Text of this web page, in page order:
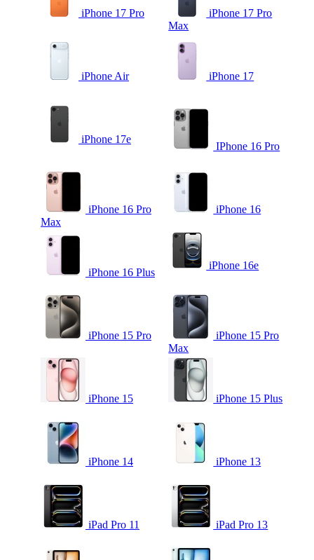
iPhone 17 Pro
iPhone 17 Pro
Max
iPhone Air iPhone 17
iPhone 17e
IPhone 16 Pro
iPhone 16 Pro
Max
iPhone 16
iPhone 16 Plus
iPhone 16e
iPhone 15 Pro
iPhone 15 Pro
Max
iPhone 15 iPhone 15 Plus
iPhone 14 iPhone 13
iPad Pro 11 iPad Pro 13